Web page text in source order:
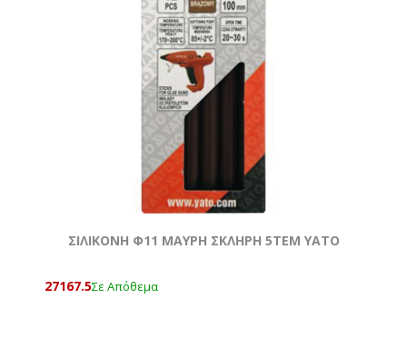
ΣΙΛΙΚΟΝΗ Φ11 ΜΑΥΡΗ ΣΚΛΗΡΗ 5TEM ΥΑΤΟ
27167.5Σε Απόθεμα